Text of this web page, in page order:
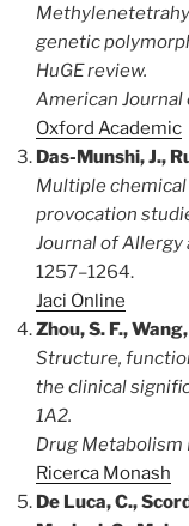
genetic
HuGE review.
American Journal
Oxford Academic
Das-Munshi, J.,
Multiple
provocation
Journal of Allergy
1257–1264.
Jaci Online
Zhou, S. F.,
Structure,
the clinical
1A2.
Drug Metabolism
Ricerca Monash
De Luca, C.,